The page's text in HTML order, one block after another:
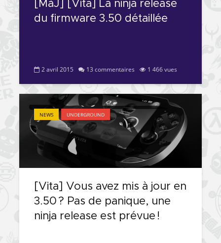
[MàJ] [Vita] La ninja release
du firmware 3.50 détaillée
2 avril 2015 13 commentaires 1 466 vues
NEWS UNDERGROUND
[Vita] Vous avez mis à jour en
3.50 ? Pas de panique, une
ninja release est prévue !